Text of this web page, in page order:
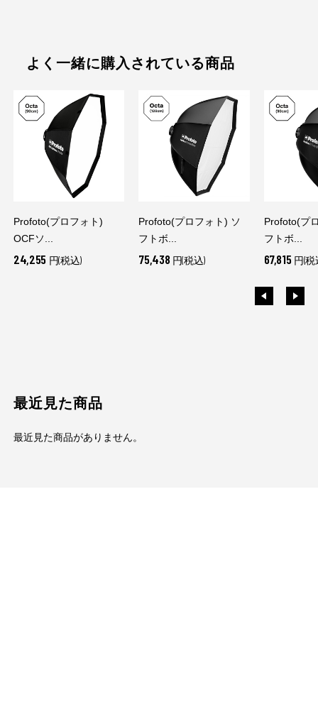
よく一緒に購入されている商品
Profoto(プロフォト)
OCFソ...
24,255 円(税込)
Profoto(プロフォト) ソ
フトボ...
75,438 円(税込)
Profoto(プ
フトボ...
67,815 円(税
最近見た商品
最近見た商品がありません。